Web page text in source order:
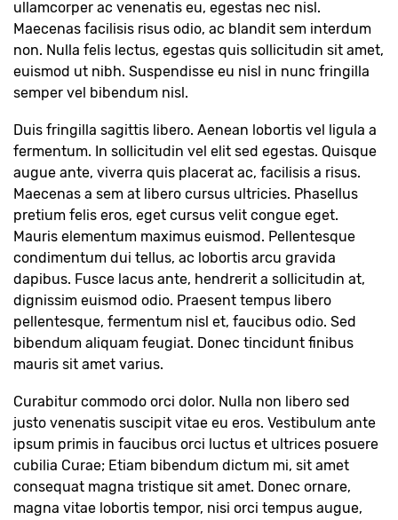
ullamcorper ac venenatis eu, egestas nec nisl.
Maecenas facilisis risus odio, ac blandit sem interdum
non. Nulla felis lectus, egestas quis sollicitudin sit amet,
euismod ut nibh. Suspendisse eu nisl in nunc fringilla
semper vel bibendum nisl.
Duis fringilla sagittis libero. Aenean lobortis vel ligula a
fermentum. In sollicitudin vel elit sed egestas. Quisque
augue ante, viverra quis placerat ac, facilisis a risus.
Maecenas a sem at libero cursus ultricies. Phasellus
pretium felis eros, eget cursus velit congue eget.
Mauris elementum maximus euismod. Pellentesque
condimentum dui tellus, ac lobortis arcu gravida
dapibus. Fusce lacus ante, hendrerit a sollicitudin at,
dignissim euismod odio. Praesent tempus libero
pellentesque, fermentum nisl et, faucibus odio. Sed
bibendum aliquam feugiat. Donec tincidunt finibus
mauris sit amet varius.
Curabitur commodo orci dolor. Nulla non libero sed
justo venenatis suscipit vitae eu eros. Vestibulum ante
ipsum primis in faucibus orci luctus et ultrices posuere
cubilia Curae; Etiam bibendum dictum mi, sit amet
consequat magna tristique sit amet. Donec ornare,
magna vitae lobortis tempor, nisi orci tempus augue,